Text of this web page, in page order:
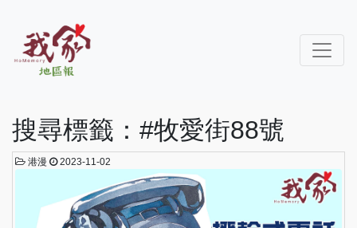
搜尋標籤：#牧愛街88號
港漫 2023-11-02